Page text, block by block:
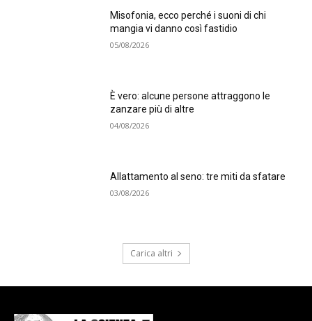
Misofonia, ecco perché i suoni di chi
mangia vi danno così fastidio
05/08/2026
È vero: alcune persone attraggono le
zanzare più di altre
04/08/2026
Allattamento al seno: tre miti da sfatare
03/08/2026
Carica altri